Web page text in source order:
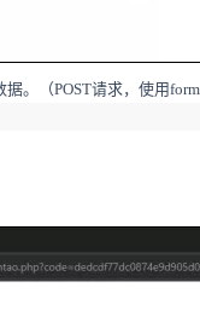
。 （POST请求，使用